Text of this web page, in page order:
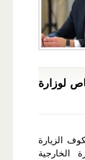
لوزارة
الزيارة
الخارجية